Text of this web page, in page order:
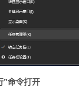
”命令打开